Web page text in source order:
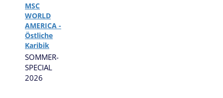
MSC
WORLD
AMERICA -
Östliche
Karibik
SOMMER-
SPECIAL
2026